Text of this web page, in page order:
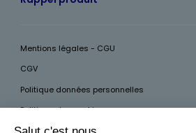
Mentions légales - CGU
CGV
Politique données personnelles
Politique des cookies
Accessibilité